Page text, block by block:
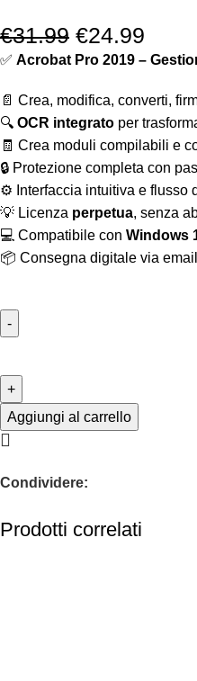
€31.99 €24.99
✅ Acrobat Pro 2019 –
📄 Crea, modifica, converti,
🔍 OCR integrato per
🧾 Crea moduli compilabili e
🔒 Protezione completa con
⚙️ Interfaccia intuitiva e flusso
💡 Licenza perpetua, senza
💻 Compatibile con Windows
📦 Consegna digitale via
Aggiungi al carrello
Condividere:
Prodotti correlati